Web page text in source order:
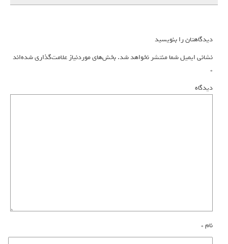
دیدگاهتان را بنویسید
نشانی ایمیل شما منتشر نخواهد شد.بخش‌های موردنیاز علامت‌گذاری شده‌اند
*
دیدگاه
نام*